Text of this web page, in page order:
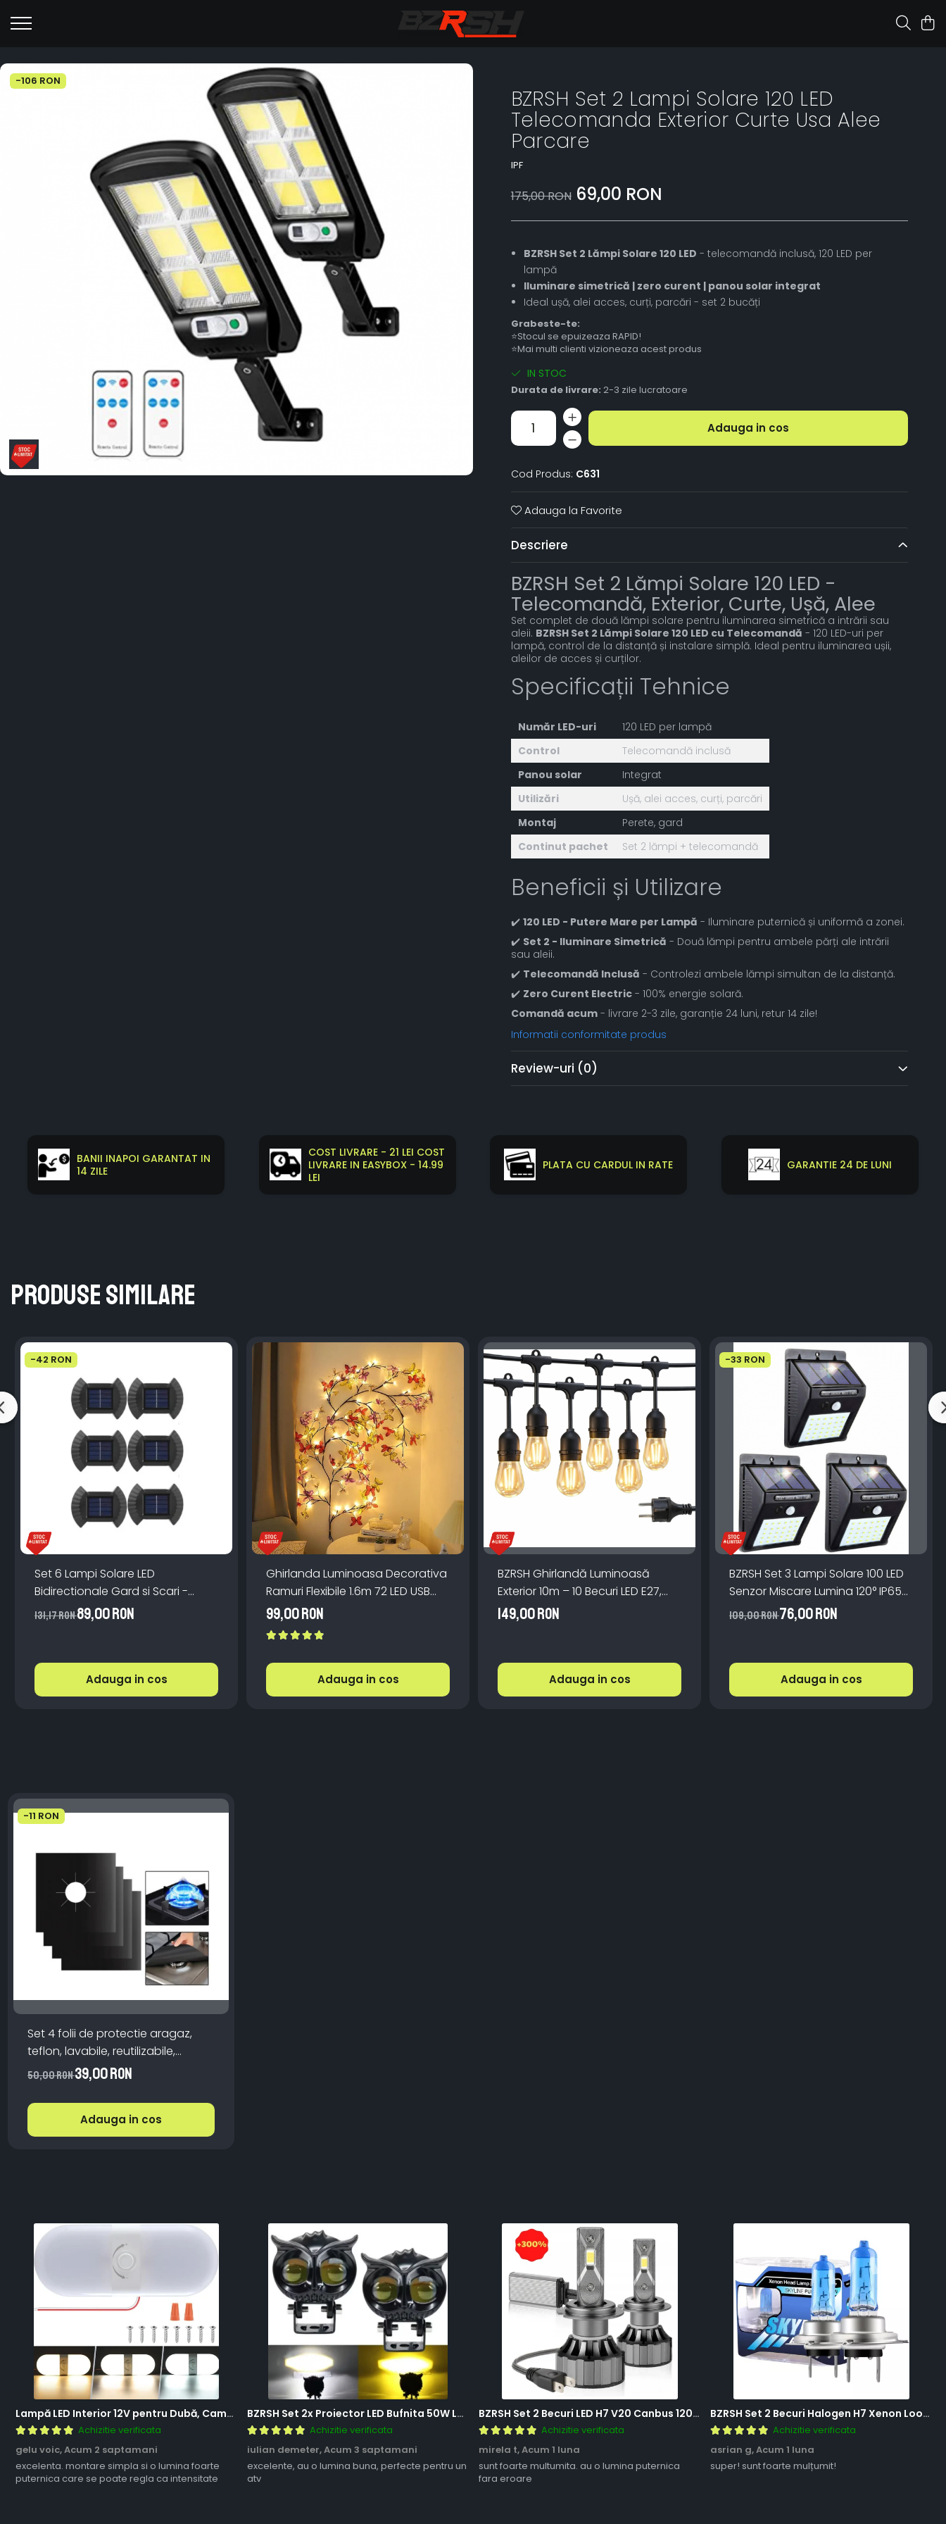
-106 RON
BZRSH Set 2 Lampi Solare 120 LED
Telecomanda Exterior Curte Usa Alee
Parcare
IPF
175,00 RON 69,00 RON
BZRSH Set 2 Lămpi Solare 120 LED - telecomandă inclusă, 120 LED per
lampă
Iluminare simetrică | zero curent | panou solar integrat
Ideal ușă, alei acces, curți, parcări - set 2 bucăți
Grabeste-te:
⭐Stocul se epuizeaza RAPID!
⭐Mai multi clienti vizioneaza acest produs
IN STOC
Durata de livrare: 2-3 zile lucratoare
Adauga in cos
Cod Produs: C631
Adauga la Favorite
Descriere
BZRSH Set 2 Lămpi Solare 120 LED -
Telecomandă, Exterior, Curte, Ușă, Alee
Set complet de două lămpi solare pentru iluminarea simetrică a intrării sau
aleii. BZRSH Set 2 Lămpi Solare 120 LED cu Telecomandă - 120 LED-uri per
lampă, control de la distanță și instalare simplă. Ideal pentru iluminarea ușii,
aleilor de acces și curților.
Specificații Tehnice
Număr LED-uri
120 LED per lampă
Control
Telecomandă inclusă
Panou solar
Integrat
Utilizări
Ușă, alei acces, curți, parcări
Montaj
Perete, gard
Continut pachet
Set 2 lămpi + telecomandă
Beneficii și Utilizare
✔️ 120 LED - Putere Mare per Lampă - Iluminare puternică și uniformă a zonei.
✔️ Set 2 - Iluminare Simetrică - Două lămpi pentru ambele părți ale intrării
sau aleii.
✔️ Telecomandă Inclusă - Controlezi ambele lămpi simultan de la distanță.
✔️ Zero Curent Electric- 100% energie solară.
Comandă acum- livrare 2-3 zile, garanție 24 luni, retur 14 zile!
Informatii conformitate produs
Review-uri (0)
BANII INAPOI GARANTAT IN
14 ZILE
COST LIVRARE - 21 LEI COST
LIVRARE IN EASYBOX - 14.99
LEI
PLATA CU CARDUL IN RATE GARANTIE 24 DE LUNI
Produse similare
-42 RON
Set 6 Lampi Solare LED
Bidirectionale Gard si Scari -
200mAh, IP65, Alb Cald, Senzor
131,17 RON89,00 RON
Adauga in cos
Ghirlanda Luminoasa Decorativa
Ramuri Flexibile 1.6m 72 LED USB
Telecomanda
99,00 RON
Adauga in cos
BZRSH Ghirlandă Luminoasă
Exterior 10m – 10 Becuri LED E27,
IP66, incarcare la priza, Lumină
Caldă pentru Grădină
149,00 RON
Adauga in cos
-33 RON
BZRSH Set 3 Lampi Solare 100 LED
Senzor Miscare Lumina 120° IP65
ABS Monocristalin
109,00 RON76,00 RON
Adauga in cos
-11 RON
Set 4 folii de protectie aragaz,
teflon, lavabile, reutilizabile,
Negru/Gri
50,00 RON39,00 RON
Adauga in cos
Lampă LED Interior 12V pentru Dubă, Camper și Rulotă - 180LED, 33 cm, 3 Temperaturii de Culoare, Intensitate Reglabilă, Iluminare Compartiment Marfă
Achizitie verificata
gelu voic,Acum 2 saptamani
excelenta. montare simpla si o lumina foarte
puternica care se poate regla ca intensitate
BZRSH Set 2x Proiector LED Bufnita 50W Lupa 2 Faze Alb-Galben 12-24V Moto ATV
Achizitie verificata
iulian demeter,Acum 3 saptamani
excelente, au o lumina buna, perfecte pentru un
atv
BZRSH Set 2 Becuri LED H7 V20 Canbus 120W 12000 Lumeni Alb Rece 6000K Fara Eroare
Achizitie verificata
mirela t,Acum 1 luna
sunt foarte multumita. au o lumina puternica
fara eroare
BZRSH Set 2 Becuri Halogen H7 Xenon Look 12V 55W 5000K Lumina Alba
Achizitie verificata
asrian g,Acum 1 luna
super! sunt foarte mulțumit!